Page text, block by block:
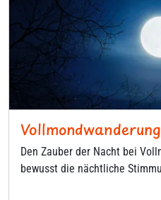
Vollmondwanderung
Den Zauber der Nacht bei
bewusst die nächtliche